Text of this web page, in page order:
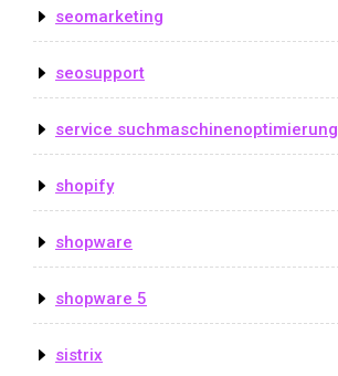
seomarketing
seosupport
service suchmaschinenoptimierung
shopify
shopware
shopware 5
sistrix